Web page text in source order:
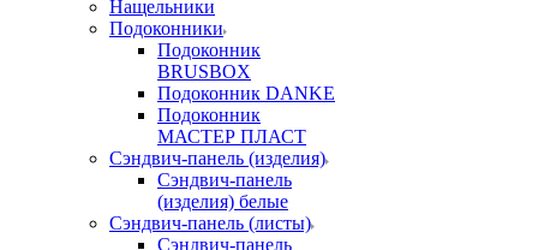
Нащельники
Подоконники
Подоконник
BRUSBOX
Подоконник DANKE
Подоконник
МАСТЕР ПЛАСТ
Сэндвич-панель (изделия)
Сэндвич-панель
(изделия) белые
Сэндвич-панель (листы)
Сэндвич-панель